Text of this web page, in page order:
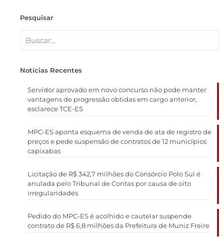
Pesquisar
Notícias Recentes
Servidor aprovado em novo concurso não pode manter
vantagens de progressão obtidas em cargo anterior,
esclarece TCE-ES
MPC-ES aponta esquema de venda de ata de registro de
preços e pede suspensão de contratos de 12 municípios
capixabas
Licitação de R$ 342,7 milhões do Consórcio Polo Sul é
anulada pelo Tribunal de Contas por causa de oito
irregularidades
Pedido do MPC-ES é acolhido e cautelar suspende
contrato de R$ 6,8 milhões da Prefeitura de Muniz Freire